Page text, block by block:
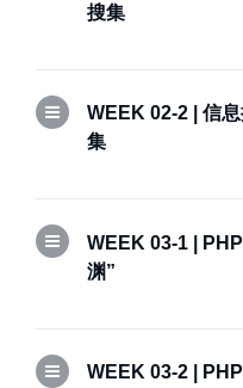
搜集
WEEK 02-2 | 信
集
WEEK 03-1 |
渊”
WEEK 03-2 |